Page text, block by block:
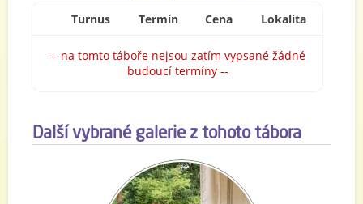
Turnus Termín Cena Lokalita
-- na tomto táboře nejsou zatím vypsané žádné
budoucí termíny --
Další vybrané galerie z tohoto tábora